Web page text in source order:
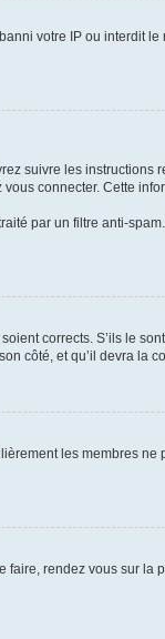
votre IP ou interdit
suivre les
connecter. Cette
par un filtre anti-
corrects. S’ils le
côté, et qu’il devra la
les membres
faire, rendez vous sur la